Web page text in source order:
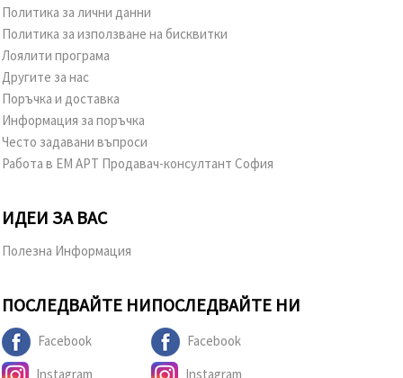
"бисквитки"
и кликнеш
"Запази"
Приеми
всички
Настройки
Политика за лични данни
Политика за използване на бисквитки
Лоялити програма
Другите за нас
Поръчка и доставка
Информация за поръчка
Често задавани въпроси
Работа в ЕМ АРТ Продавач-консултант София
ИДЕИ ЗА ВАС
Полезна Информация
ПОСЛЕДВАЙТЕ НИ
Facebook
Instagram
ПОСЛЕДВАЙТЕ НИ
Facebook
Instagram